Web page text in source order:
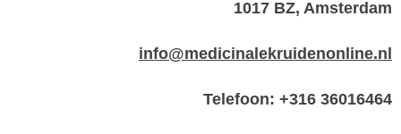
1017 BZ, Amsterdam
info@medicinalekruidenonline.nl
Telefoon: +316 36016464